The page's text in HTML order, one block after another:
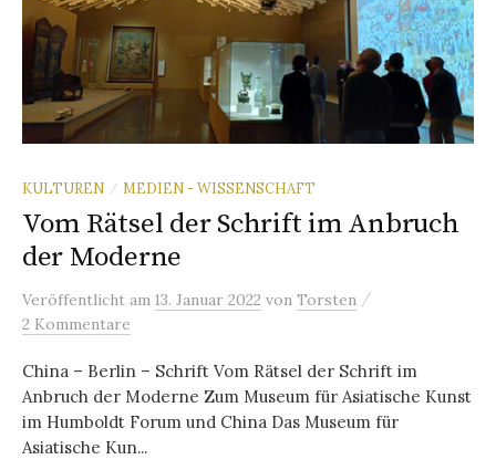
KULTUREN / MEDIEN - WISSENSCHAFT
Vom Rätsel der Schrift im Anbruch
der Moderne
Veröffentlicht am 13. Januar 2022 von Torsten /
2 Kommentare
China – Berlin – Schrift Vom Rätsel der Schrift im
Anbruch der Moderne Zum Museum für Asiatische Kunst
im Humboldt Forum und China Das Museum für
Asiatische Kun...